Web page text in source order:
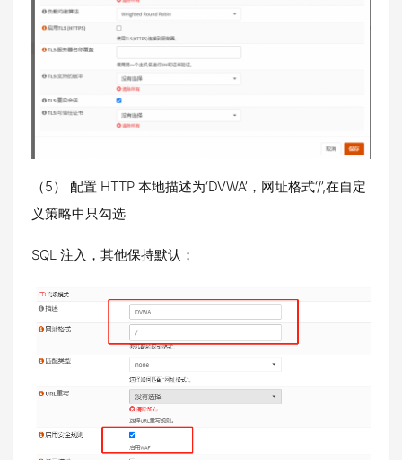
（5） 配置 HTTP 本地描述为‘DVWA’，网址格式‘/’,在自定
义策略中只勾选
SQL 注入，其他保持默认；